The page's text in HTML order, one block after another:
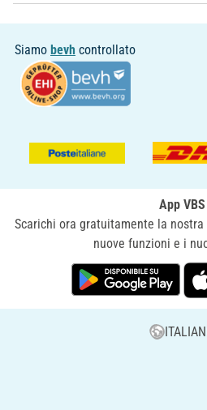
Siamo bevh controllato
App VBS
Scarichi ora gratuitamente la nostra
nuove funzioni e i